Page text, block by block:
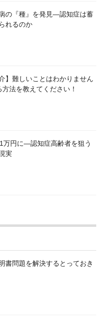
の『種』を発見―認知症は蓄
れるのか
】難しいことはわかりません
法を教えてください！
万円に―認知症高齢者を狙う
実
書問題を解決するとっておき